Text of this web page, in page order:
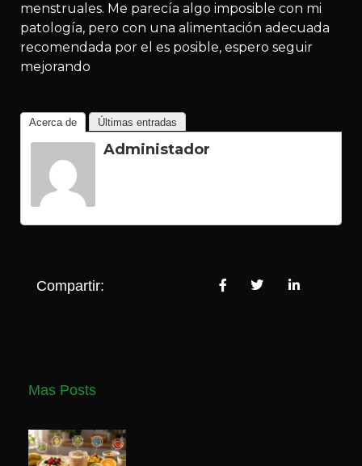
menstruales. Me parecía algo imposible con mi
patología, pero con una alimentación adecuada
recomendada por el es posible, espero seguir
mejorando
Acerca de Últimas entradas
Administador
Compartir:
Mas Posts